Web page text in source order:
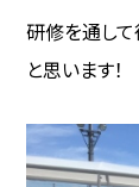
研修を通して
と思います！